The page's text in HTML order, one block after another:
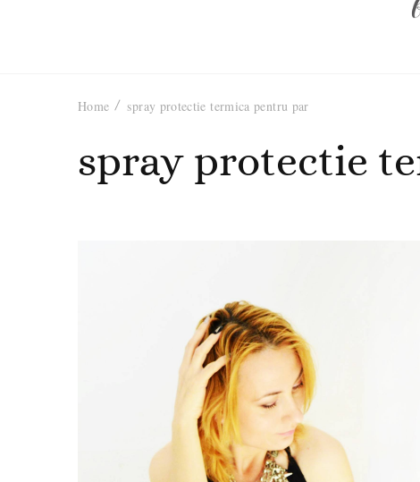
Home spray protectie termica pentru par
spray protectie